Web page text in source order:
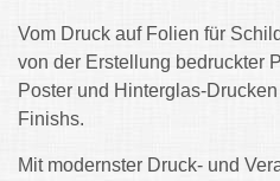
Vom Druck auf Folien für
von der Erstellung bedruckter
Poster und Hinterglas-
Finishs.
Mit modernster Druck- und